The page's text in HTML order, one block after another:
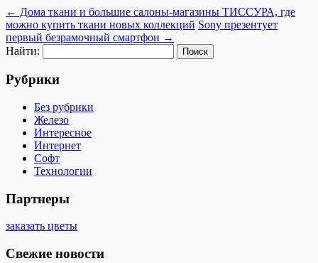
← Дома ткани и большие салоны-магазины ТИССУРА, где
можно купить ткани новых коллекций Sony презентует
первый безрамочный смартфон →
Найти:
Рубрики
Без рубрики
Железо
Интересное
Интернет
Софт
Технологии
Партнеры
заказать цветы
Свежие новости